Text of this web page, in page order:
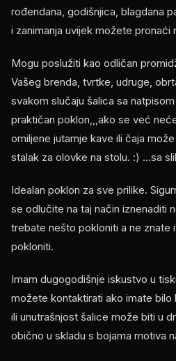
rođendana, godišnjica, blagdana
i zanimanja uvijek možete
Mogu poslužiti kao odličan
Vašeg brenda, tvrtke, udruge,
svakom slučaju šalica sa
praktičan poklon,,,ako se već
omiljene jutarnje kave ili čaja
stalak za olovke na stolu. :) ...sa
Idealan poklon za sve prilike.
se odlučite na taj način iznenaditi
trebate nešto pokloniti a ne znate
pokloniti.
Imam dugogodišnje iskustvo u
možete kontaktirati ako imate bilo
ili unutrašnjost šalice može biti u
obično u skladu s bojama motiva